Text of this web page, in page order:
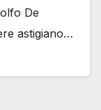
De
astigiano…